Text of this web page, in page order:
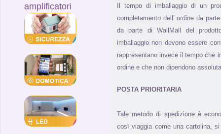
amplificatori
Il tempo di imballaggio di un
completamento dell’ ordine da
da parte di WallMall del
imballaggio non devono essere
rappresentano invece il tempo che
ordine e che non dipendono
POSTA PRIORITARIA
Tale metodo di spedizione è
così viaggia come una cartolina,